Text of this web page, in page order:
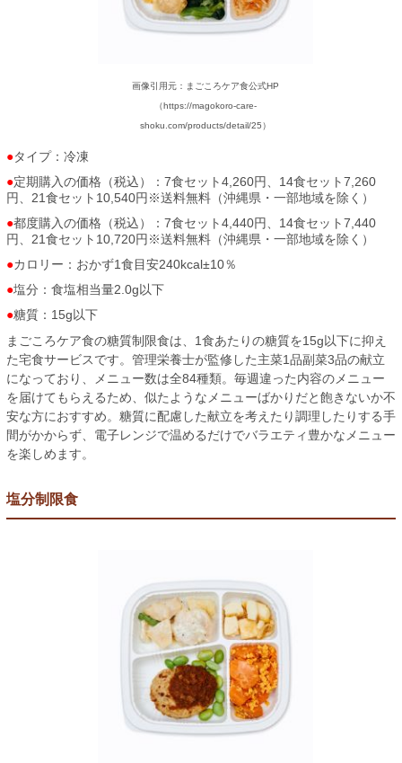
画像引用元：まごころケア食公式HP
（https://magokoro-care-
shoku.com/products/detail/25）
タイプ：冷凍
定期購入の価格（税込）：7食セット4,260円、14食セット7,260
円、21食セット10,540円※送料無料（沖縄県・一部地域を除く）
都度購入の価格（税込）：7食セット4,440円、14食セット7,440
円、21食セット10,720円※送料無料（沖縄県・一部地域を除く）
カロリー：おかず1食目安240kcal±10％
塩分：食塩相当量2.0g以下
糖質：15g以下
まごころケア食の糖質制限食は、1食あたりの糖質を15g以下に抑え
た宅食サービスです。管理栄養士が監修した主菜1品副菜3品の献立
になっており、メニュー数は全84種類。毎週違った内容のメニュー
を届けてもらえるため、似たようなメニューばかりだと飽きないか不
安な方におすすめ。糖質に配慮した献立を考えたり調理したりする手
間がかからず、電子レンジで温めるだけでバラエティ豊かなメニュー
を楽しめます。
塩分制限食